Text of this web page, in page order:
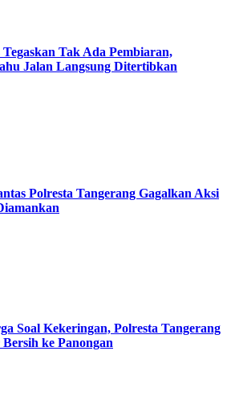
Tak Ada Pembiaran,
Jalan Langsung Ditertibkan
Polresta Tangerang Gagalkan Aksi
Soal Kekeringan, Polresta Tangerang
ke Panongan